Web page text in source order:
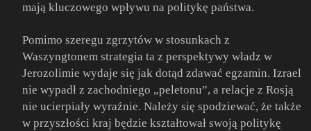
mają kluczowego wpływu na politykę państwa.
Pomimo szeregu zgrzytów w stosunkach z
Waszyngtonem strategia ta z perspektywy władz w
Jerozolimie wydaje się jak dotąd zdawać egzamin. Izrael
nie wypadł z zachodniego „peletonu”, a relacje z Rosją
nie ucierpiały wyraźnie. Należy się spodziewać, że także
w przyszłości kraj będzie kształtował swoją politykę